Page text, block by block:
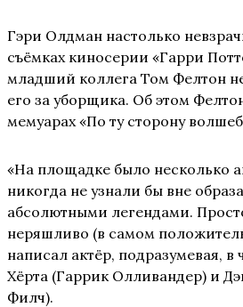
Гэри Олдман настолько
съёмках киносерии «Гарри
младший коллега Том Фелтон
его за уборщика. Об этом
мемуарах «По ту сторону
«На площадке было несколько
никогда не узнали бы вне
абсолютными легендами.
неряшливо (в самом
написал актёр, подразумевая, в
Хёрта (Гаррик Олливандер) и
Филч).